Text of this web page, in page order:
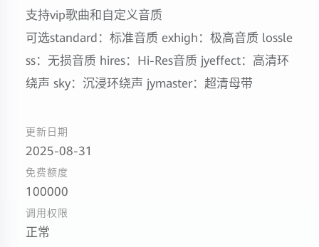
支持vip歌曲和自定义音质
可选standard：标准音质 exhigh：极高音质 lossle
ss：无损音质 hires：Hi-Res音质 jyeffect：高清环
绕声 sky：沉浸环绕声 jymaster：超清母带
更新日期
2025-08-31
免费额度
100000
调用权限
正常